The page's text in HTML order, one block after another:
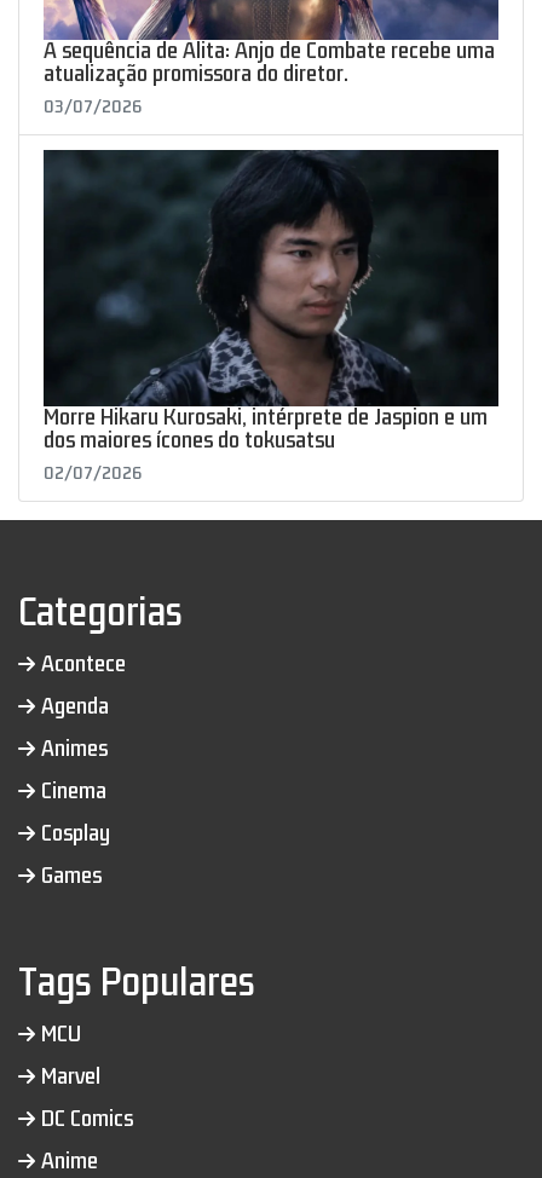
A sequência de Alita: Anjo de Combate recebe uma
atualização promissora do diretor.
03/07/2026
Morre Hikaru Kurosaki, intérprete de Jaspion e um
dos maiores ícones do tokusatsu
02/07/2026
Categorias
Acontece
Agenda
Animes
Cinema
Cosplay
Games
Tags Populares
MCU
Marvel
DC Comics
Anime